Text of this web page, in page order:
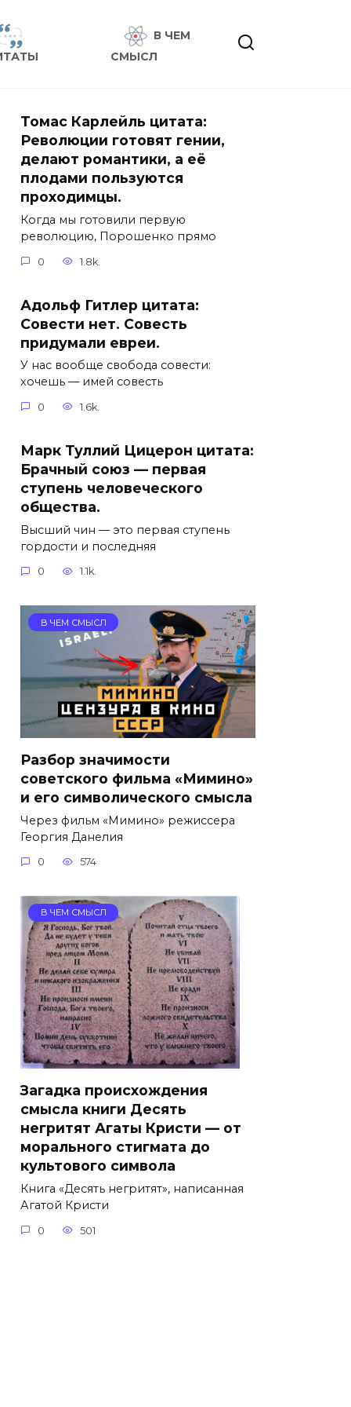
В ЧЕМ
СМЫСЛ
Томас Карлейль цитата:
Революции готовят гении,
делают романтики, а её
плодами пользуются
проходимцы.
Когда мы готовили первую
революцию, Порошенко прямо
0 1.8k.
Адольф Гитлер цитата:
Совести нет. Совесть
придумали евреи.
У нас вообще свобода совести:
хочешь — имей совесть
0 1.6k.
Марк Туллий Цицерон цитата:
Брачный союз — первая
ступень человеческого
общества.
Высший чин — это первая ступень
гордости и последняя
0 1.1k.
В ЧЕМ СМЫСЛ
Разбор значимости
советского фильма «Мимино»
и его символического смысла
Через фильм «Мимино» режиссера
Георгия Данелия
0 574
В ЧЕМ СМЫСЛ
Загадка происхождения
смысла книги Десять
негритят Агаты Кристи — от
морального стигмата до
культового символа
Книга «Десять негритят», написанная
Агатой Кристи
0 501